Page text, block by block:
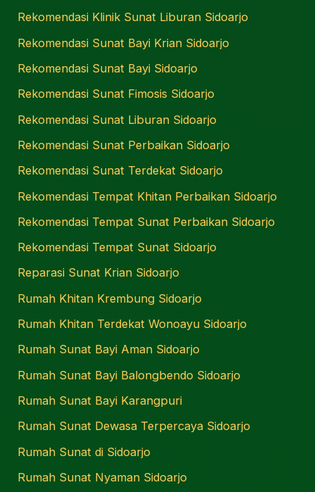
Rekomendasi Klinik Sunat Liburan Sidoarjo
Rekomendasi Sunat Bayi Krian Sidoarjo
Rekomendasi Sunat Bayi Sidoarjo
Rekomendasi Sunat Fimosis Sidoarjo
Rekomendasi Sunat Liburan Sidoarjo
Rekomendasi Sunat Perbaikan Sidoarjo
Rekomendasi Sunat Terdekat Sidoarjo
Rekomendasi Tempat Khitan Perbaikan Sidoarjo
Rekomendasi Tempat Sunat Perbaikan Sidoarjo
Rekomendasi Tempat Sunat Sidoarjo
Reparasi Sunat Krian Sidoarjo
Rumah Khitan Krembung Sidoarjo
Rumah Khitan Terdekat Wonoayu Sidoarjo
Rumah Sunat Bayi Aman Sidoarjo
Rumah Sunat Bayi Balongbendo Sidoarjo
Rumah Sunat Bayi Karangpuri
Rumah Sunat Dewasa Terpercaya Sidoarjo
Rumah Sunat di Sidoarjo
Rumah Sunat Nyaman Sidoarjo